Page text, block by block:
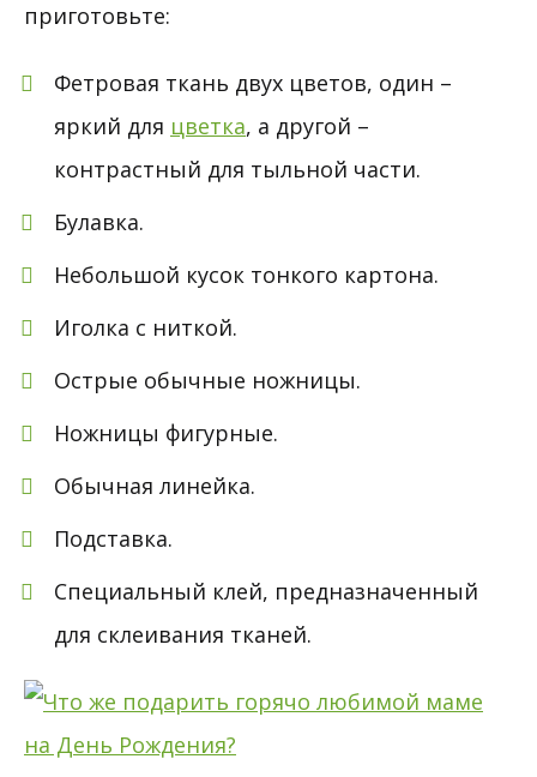
приготовьте:
Фетровая ткань двух цветов, один –
яркий для цветка, а другой –
контрастный для тыльной части.
Булавка.
Небольшой кусок тонкого картона.
Иголка с ниткой.
Острые обычные ножницы.
Ножницы фигурные.
Обычная линейка.
Подставка.
Специальный клей, предназначенный
для склеивания тканей.